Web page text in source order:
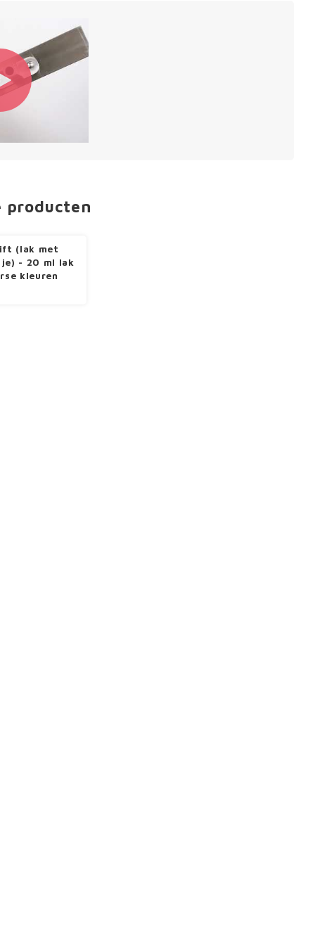
producten
(lak met
- 20 ml lak
kleuren